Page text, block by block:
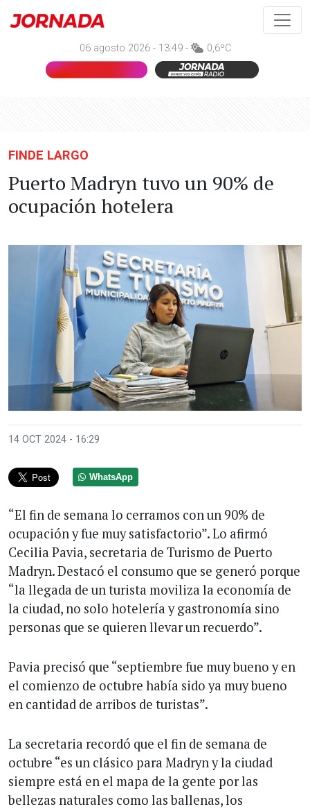
06 agosto 2026 - 13:49 - 0,6ºC
FINDE LARGO
Puerto Madryn tuvo un 90% de
ocupación hotelera
14 OCT 2024 - 16:29
WhatsApp
“El fin de semana lo cerramos con un 90% de
ocupación y fue muy satisfactorio”. Lo afirmó
Cecilia Pavia, secretaria de Turismo de Puerto
Madryn. Destacó el consumo que se generó porque
“la llegada de un turista moviliza la economía de
la ciudad, no solo hotelería y gastronomía sino
personas que se quieren llevar un recuerdo”.
Pavia precisó que “septiembre fue muy bueno y en
el comienzo de octubre había sido ya muy bueno
en cantidad de arribos de turistas”.
La secretaria recordó que el fin de semana de
octubre “es un clásico para Madryn y la ciudad
siempre está en el mapa de la gente por las
bellezas naturales como las ballenas, los